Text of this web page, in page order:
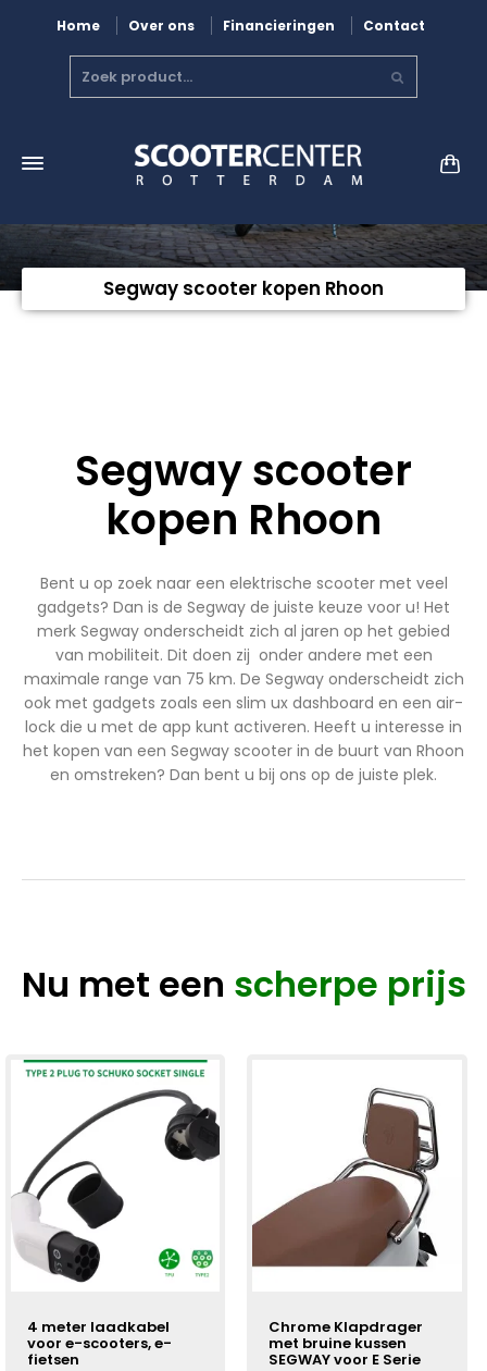
Home Over ons Financieringen Contact
Segway scooter kopen Rhoon
Segway scooter
kopen Rhoon
Bent u op zoek naar een elektrische scooter met veel
gadgets? Dan is de Segway de juiste keuze voor u! Het
merk Segway onderscheidt zich al jaren op het gebied
van mobiliteit. Dit doen zij onder andere met een
maximale range van 75 km. De Segway onderscheidt zich
ook met gadgets zoals een slim ux dashboard en een air-
lock die u met de app kunt activeren. Heeft u interesse in
het kopen van een Segway scooter in de buurt van Rhoon
en omstreken? Dan bent u bij ons op de juiste plek.
Nu met een scherpe prijs
4 meter laadkabel
voor e-scooters, e-
fietsen
Chrome Klapdrager
met bruine kussen
SEGWAY voor E Serie